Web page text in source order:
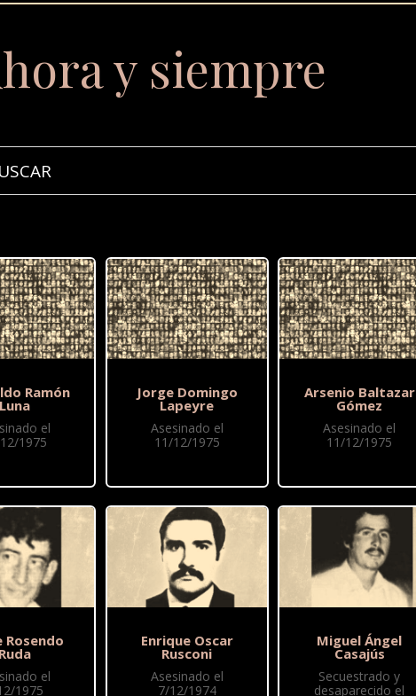
y siempre
Ramón
Luna
el
1975
Rosendo
Ruda
el
1975
Jorge Domingo
Lapeyre
Asesinado el
11/12/1975
Enrique Oscar
Rusconi
Asesinado el
7/12/1974
Arsenio Baltazar
Gómez
Asesinado el
11/12/1975
Miguel Ángel
Casajús
Secuestrado y
desaparecido el